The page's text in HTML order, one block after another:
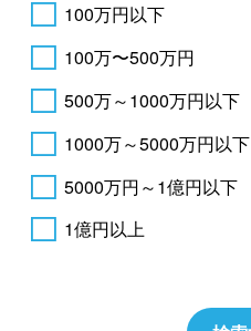
100万円以下
100万〜500万円
500万～1000万円以下
1000万～5000万円以下
5000万円～1億円以下
1億円以上